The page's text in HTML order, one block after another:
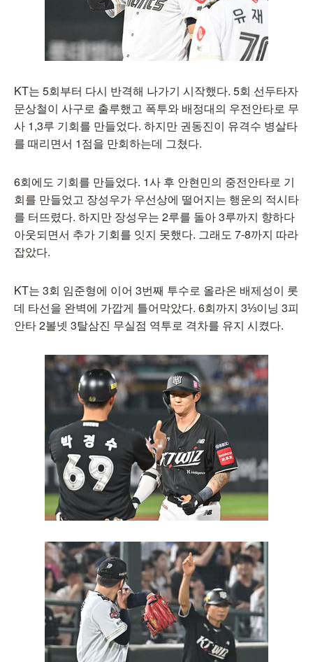
KT는 5회부터 다시 반격해 나가기 시작했다. 5회 선두타자
문상철이 사구로 출루했고 폭투와 배정대의 우전안타로 무
사 1,3루 기회를 만들었다. 하지만 권동진이 유격수 병살타
를 때리면서 1점을 만회하는데 그쳤다.
6회에도 기회를 만들었다. 1사 후 안현민의 중전안타로 기
회를 만들었고 장성우가 우선상에 떨어지는 행운의 적시타
를 터뜨렸다. 하지만 장성우는 2루를 돌아 3루까지 향하다
아웃되면서 추가 기회를 잇지 못했다. 그래도 7-8까지 따라
잡았다.
KT는 3회 임준형에 이어 3번째 투수로 올라온 배제성이 롯
데 타선을 완벽에 가깝게 틀어막았다. 6회까지 3⅓이닝 3피
안타 2볼넷 3탈삼진 무실점 역투로 격차를 유지 시켰다.